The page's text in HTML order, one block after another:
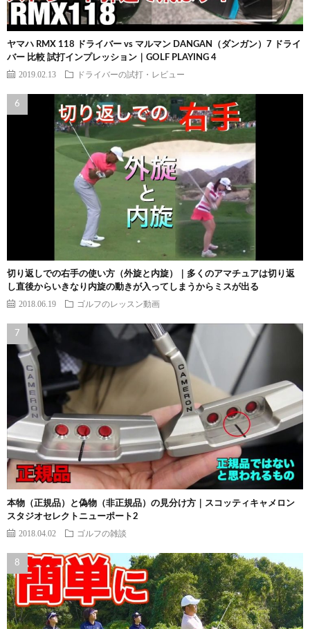
ヤマハ RMX 118 ドライバー vs マルマン DANGAN（ダンガン）7 ドライ
バー 比較 試打インプレッション｜GOLF PLAYING 4
2019.02.13 ドライバーの試打・レビュー
切り返しでの右手の使い方（外旋と内旋）｜多くのアマチュアは切り返
し直後からいきなり内旋の動きが入ってしまうからミスが出る
2018.06.19 ゴルフのレッスン動画
本物（正規品）と偽物（非正規品）の見分け方｜スコッティキャメロン
スタジオセレクトニューポート2
2018.04.02 ゴルフの雑談